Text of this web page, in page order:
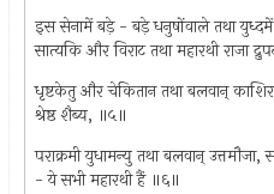
इस सेनामें बड़े - बड़े धनुषोंवाले तथा
सात्यकि और विराट तथा महारथी राजा
धृष्टकेतु और चेकितान तथा बलवान्
श्रेष्ठ शैब्य, ॥५॥
पराक्रमी युधामन्यु तथा बलवान् उत्तमौजा,
- ये सभी महारथी हैं ॥६॥